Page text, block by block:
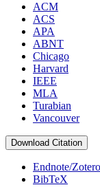
ACM
ACS
APA
ABNT
Chicago
Harvard
IEEE
MLA
Turabian
Vancouver
Download Citation
Endnote/
BibTeX